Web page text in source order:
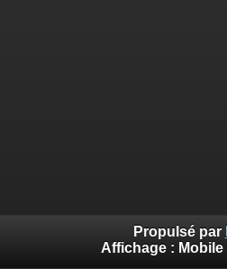
Propulsé par
Affichage : Mobile